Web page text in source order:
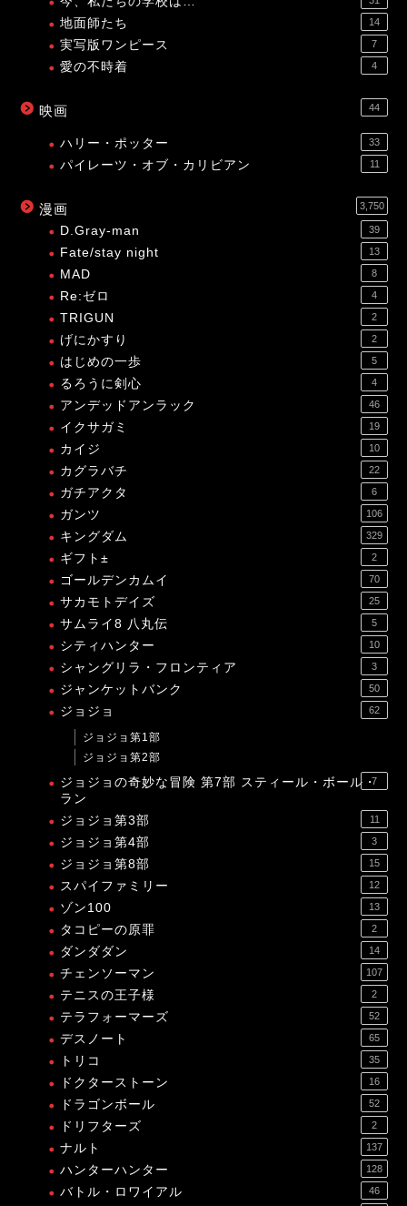
地面師たち 14
実写版ワンピース 7
愛の不時着 4
映画 44
ハリー・ポッター 33
パイレーツ・オブ・カリビアン 11
漫画 3,750
D.Gray-man 39
Fate/stay night 13
MAD 8
Re:ゼロ 4
TRIGUN 2
げにかすり 2
はじめの一歩 5
るろうに剣心 4
アンデッドアンラック 46
イクサガミ 19
カイジ 10
カグラバチ 22
ガチアクタ 6
ガンツ 106
キングダム 329
ギフト± 2
ゴールデンカムイ 70
サカモトデイズ 25
サムライ8 八丸伝 5
シティハンター 10
シャングリラ・フロンティア 3
ジャンケットバンク 50
ジョジョ 62
ジョジョ第1部
ジョジョ第2部
ジョジョの奇妙な冒険 第7部 スティール・ボール・
ラン
7
ジョジョ第3部 11
ジョジョ第4部 3
ジョジョ第8部 15
スパイファミリー 12
ゾン100 13
タコピーの原罪 2
ダンダダン 14
チェンソーマン 107
テニスの王子様 2
テラフォーマーズ 52
デスノート 65
トリコ 35
ドクターストーン 16
ドラゴンボール 52
ドリフターズ 2
ナルト 137
ハンターハンター 128
バトル・ロワイアル 46